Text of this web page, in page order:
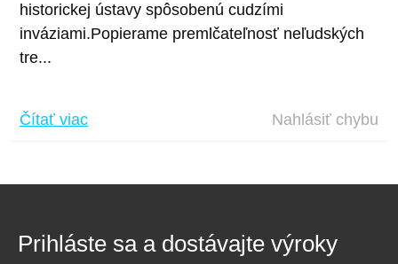
historickej ústavy spôsobenú cudzími
inváziami.Popierame premlčateľnosť neľudských
tre...
Čítať viac Nahlásiť chybu
Prihláste sa a dostávajte výroky